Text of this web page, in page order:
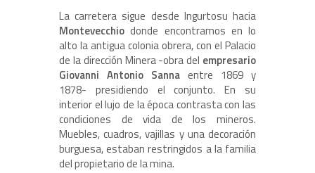
La carretera sigue desde Ingurtosu hacia
Montevecchio donde encontramos en lo
alto la antigua colonia obrera, con el Palacio
de la dirección Minera -obra del empresario
Giovanni Antonio Sanna entre 1869 y
1878- presidiendo el conjunto. En su
interior el lujo de la época contrasta con las
condiciones de vida de los mineros.
Muebles, cuadros, vajillas y una decoración
burguesa, estaban restringidos a la familia
del propietario de la mina.